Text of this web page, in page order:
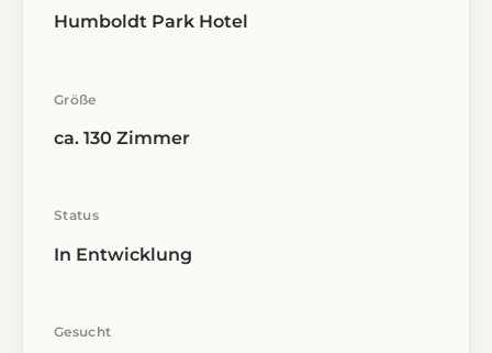
Humboldt Park Hotel
Größe
ca. 130 Zimmer
Status
In Entwicklung
Gesucht